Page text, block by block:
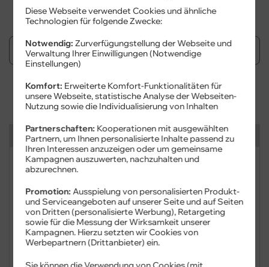
Suchen
Kategorien
FAQ: Am häufigsten gesucht
Festnetz
Festnetz-Geräte
Festnetz-Geräte-Router
Diese Webseite verwendet Cookies und ähnliche
Technologien für folgende Zwecke:
Notwendig: Zurverfügungstellung der Webseite und
Verwaltung Ihrer Einwilligungen (Notwendige
Einstellungen)
Komfort: Erweiterte Komfort-Funktionalitäten für
unsere Webseite, statistische Analyse der Webseiten-
Nutzung sowie die Individualisierung von Inhalten
Partnerschaften: Kooperationen mit ausgewählten
Partnern, um Ihnen personalisierte Inhalte passend zu
Ihren Interessen anzuzeigen oder um gemeinsame
Kampagnen auszuwerten, nachzuhalten und
abzurechnen.
Promotion:Ausspielung von personalisierten Produkt-
und Serviceangeboten auf unserer Seite und auf Seiten
von Dritten (personalisierte Werbung), Retargeting
sowie für die Messung der Wirksamkeit unserer
Kampagnen. Hierzu setzten wir Cookies von
Werbepartnern (Drittanbieter) ein.